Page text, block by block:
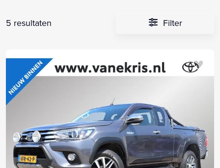
5 resultaten Filter